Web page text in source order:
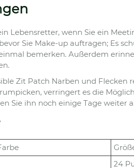
Lebensretter, wenn Sie ein
Sie Make-up auftragen; Es
bemerken. Außerdem
Zit Patch Narben und Flecken
verringert es die
Sie ihn noch einige Tage weiter
24